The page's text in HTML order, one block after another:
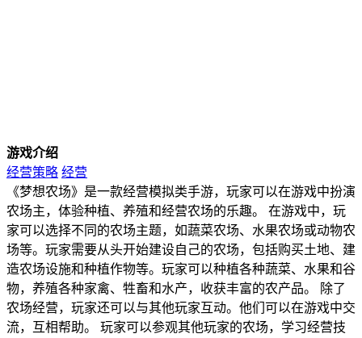
游戏介绍
经营策略 经营
《梦想农场》是一款经营模拟类手游，玩家可以在游戏中扮演
农场主，体验种植、养殖和经营农场的乐趣。 在游戏中，玩
家可以选择不同的农场主题，如蔬菜农场、水果农场或动物农
场等。玩家需要从头开始建设自己的农场，包括购买土地、建
造农场设施和种植作物等。玩家可以种植各种蔬菜、水果和谷
物，养殖各种家禽、牲畜和水产，收获丰富的农产品。 除了
农场经营，玩家还可以与其他玩家互动。他们可以在游戏中交
流，互相帮助。 玩家可以参观其他玩家的农场，学习经营技